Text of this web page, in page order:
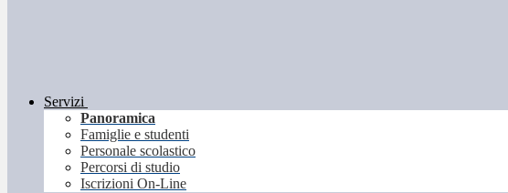
Servizi
Panoramica
Famiglie e studenti
Personale scolastico
Percorsi di studio
Iscrizioni On-Line